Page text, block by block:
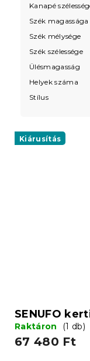
Kanapé
Szék magassága
Szék mélysége
Szék szélessége
Ülésmagasság
Helyek száma
Stílus
Kiárusítás
SENUFO
Raktáron (1 db)
67 480 Ft